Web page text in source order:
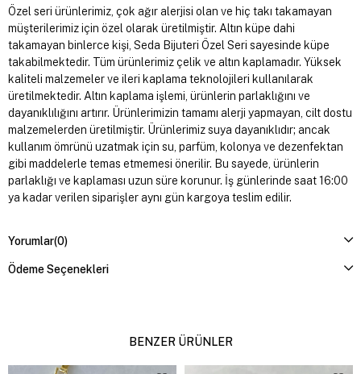
Özel seri ürünlerimiz, çok ağır alerjisi olan ve hiç takı takamayan
müşterilerimiz için özel olarak üretilmiştir. Altın küpe dahi
takamayan binlerce kişi, Seda Bijuteri Özel Seri sayesinde küpe
takabilmektedir. Tüm ürünlerimiz çelik ve altın kaplamadır. Yüksek
kaliteli malzemeler ve ileri kaplama teknolojileri kullanılarak
üretilmektedir. Altın kaplama işlemi, ürünlerin parlaklığını ve
dayanıklılığını artırır. Ürünlerimizin tamamı alerji yapmayan, cilt dostu
malzemelerden üretilmiştir. Ürünlerimiz suya dayanıklıdır; ancak
kullanım ömrünü uzatmak için su, parfüm, kolonya ve dezenfektan
gibi maddelerle temas etmemesi önerilir. Bu sayede, ürünlerin
parlaklığı ve kaplaması uzun süre korunur. İş günlerinde saat 16:00
ya kadar verilen siparişler aynı gün kargoya teslim edilir.
Yorumlar(0)
Ödeme Seçenekleri
BENZER ÜRÜNLER